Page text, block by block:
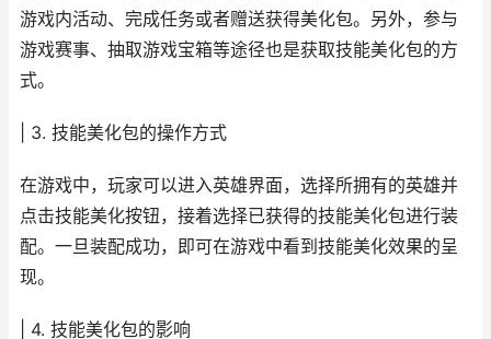
游戏内活动、完成任务或者赠送获得美化包。另外，参与
游戏赛事、抽取游戏宝箱等途径也是获取技能美化包的方
式。
| 3. 技能美化包的操作方式
在游戏中，玩家可以进入英雄界面，选择所拥有的英雄并
点击技能美化按钮，接着选择已获得的技能美化包进行装
配。一旦装配成功，即可在游戏中看到技能美化效果的呈
现。
| 4. 技能美化包的影响